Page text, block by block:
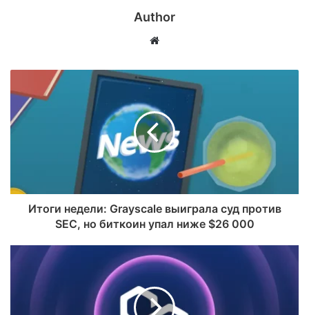
Author
Website
Итоги недели: Grayscale выиграла суд против
SEC, но биткоин упал ниже $26 000